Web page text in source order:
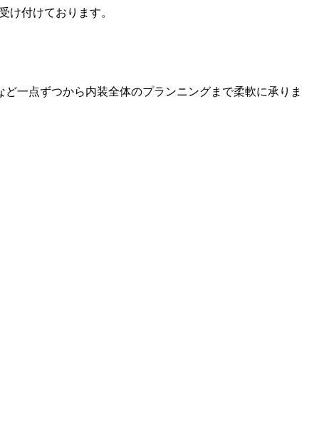
け付けております。
一点ずつから内装全体のプランニングまで柔軟に承りま